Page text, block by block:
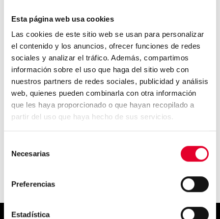
Esta página web usa cookies
Las cookies de este sitio web se usan para personalizar
el contenido y los anuncios, ofrecer funciones de redes
sociales y analizar el tráfico. Además, compartimos
información sobre el uso que haga del sitio web con
nuestros partners de redes sociales, publicidad y análisis
web, quienes pueden combinarla con otra información
que les haya proporcionado o que hayan recopilado a
partir del uso que haya hecho de sus servicios.
Necesarias
Preferencias
Estadística
cambiará por completo ...
Convierte tu oficina en un
espacio óptimo para el...